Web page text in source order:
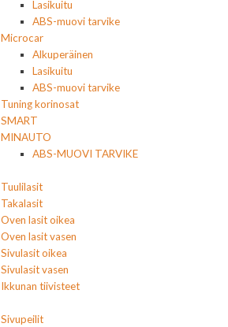
Lasikuitu
ABS-muovi tarvike
Microcar
Alkuperäinen
Lasikuitu
ABS-muovi tarvike
Tuning korinosat
SMART
MINAUTO
ABS-MUOVI TARVIKE
Tuulilasit
Takalasit
Oven lasit oikea
Oven lasit vasen
Sivulasit oikea
Sivulasit vasen
Ikkunan tiivisteet
Sivupeilit